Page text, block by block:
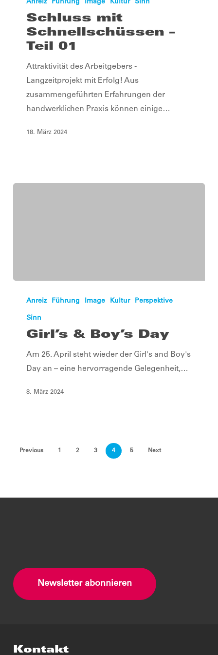
Schnellschüssen
Anreiz Führung Image Kultur Sinn
Schluss mit
Schnellschüssen –
Teil 01
Attraktivität des Arbeitgebers -
Langzeitprojekt mit Erfolg! Aus
zusammengeführten Erfahrungen der
handwerklichen Praxis können einige…
18. März 2024
Boy’s
Anreiz Führung Image Kultur Perspektive
Sinn
Girl’s & Boy’s Day
Am 25. April steht wieder der Girl's and Boy's
Day an – eine hervorragende Gelegenheit,…
8. März 2024
Previous 1 2 3 4 5 Next
Newsletter abonnieren
Kontakt